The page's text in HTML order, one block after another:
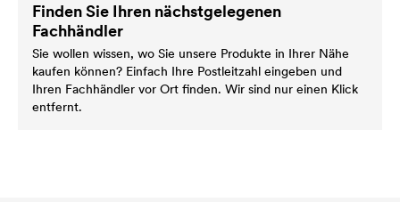
Finden Sie Ihren nächstgelegenen
Fachhändler
Sie wollen wissen, wo Sie unsere Produkte in Ihrer Nähe
kaufen können? Einfach Ihre Postleitzahl eingeben und
Ihren Fachhändler vor Ort finden. Wir sind nur einen Klick
entfernt.